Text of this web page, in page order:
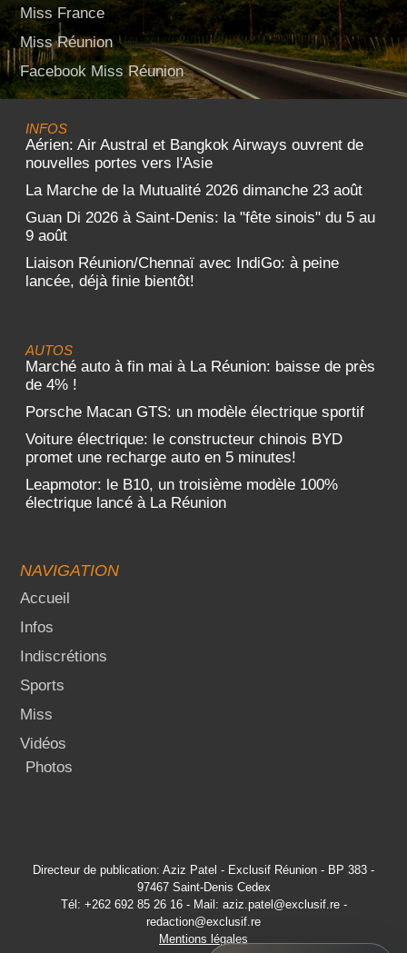
Miss France
Miss Réunion
Facebook Miss Réunion
INFOS
Aérien: Air Austral et Bangkok Airways ouvrent de
nouvelles portes vers l'Asie
La Marche de la Mutualité 2026 dimanche 23 août
Guan Di 2026 à Saint-Denis: la "fête sinois" du 5 au
9 août
Liaison Réunion/Chennaï avec IndiGo: à peine
lancée, déjà finie bientôt!
AUTOS
Marché auto à fin mai à La Réunion: baisse de près
de 4% !
Porsche Macan GTS: un modèle électrique sportif
Voiture électrique: le constructeur chinois BYD
promet une recharge auto en 5 minutes!
Leapmotor: le B10, un troisième modèle 100%
électrique lancé à La Réunion
NAVIGATION
Accueil
Infos
Indiscrétions
Sports
Miss
Vidéos
Photos
Directeur de publication: Aziz Patel - Exclusif Réunion - BP 383 -
97467 Saint-Denis Cedex
Tél: +262 692 85 26 16 - Mail: aziz.patel@exclusif.re -
redaction@exclusif.re
Mentions légales